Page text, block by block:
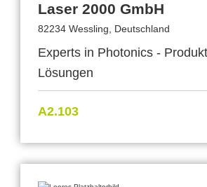
Laser 2000 GmbH
82234 Wessling, Deutschland
Experts in Photonics -
Lösungen
A2.103